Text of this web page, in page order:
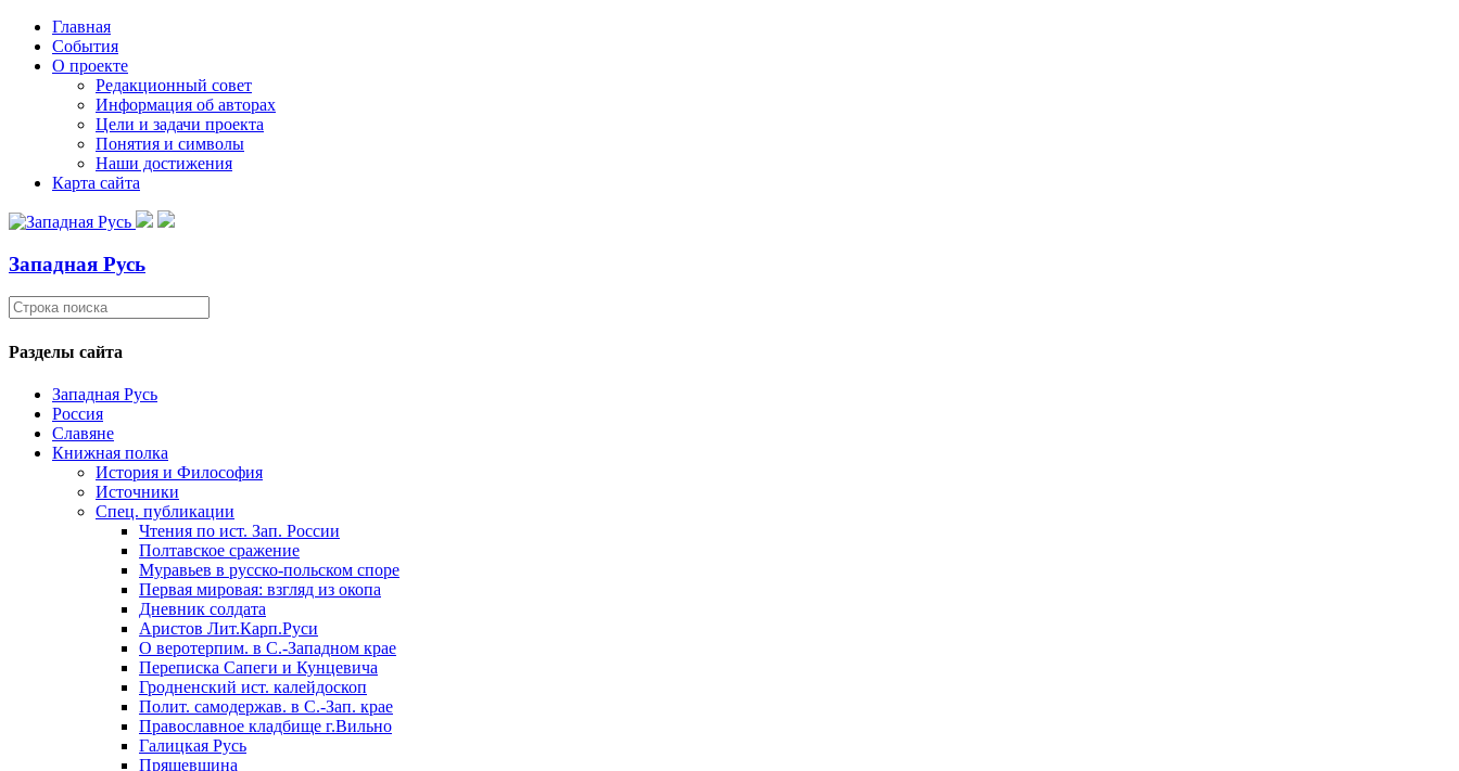
Главная
События
О проекте
Редакционный совет
Информация об авторах
Цели и задачи проекта
Понятия и символы
Наши достижения
Карта сайта
Западная Русь
Разделы сайта
Западная Русь
Россия
Славяне
Книжная полка
История и Философия
Источники
Спец. публикации
Чтения по ист. Зап. России
Полтавское сражение
Муравьев в русско-польском споре
Первая мировая: взгляд из окопа
Дневник солдата
Аристов Лит.Карп.Руси
О веротерпим. в С.-Западном крае
Переписка Сапеги и Кунцевича
Гродненский ист. калейдоскоп
Полит. самодержав. в С.-Зап. крае
Православное кладбище г.Вильно
Галицкая Русь
Пряшевщина